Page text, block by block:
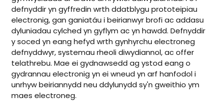
defnyddir yn gyffredin wrth ddatblygu prototeipiau
electronig, gan ganiatáu i beirianwyr brofi ac addasu
dyluniadau cylched yn gyflym ac yn hawdd. Defnyddir
y soced yn eang hefyd wrth gynhyrchu electroneg
defnyddwyr, systemau rheoli diwydiannol, ac offer
telathrebu. Mae ei gydnawsedd ag ystod eang o
gydrannau electronig yn ei wneud yn arf hanfodol i
unrhyw beiriannydd neu ddylunydd sy'n gweithio ym
maes electroneg.